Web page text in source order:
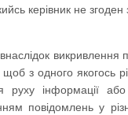
керівник не
викривлення
з одного якогось
інформації або
повідомлень у